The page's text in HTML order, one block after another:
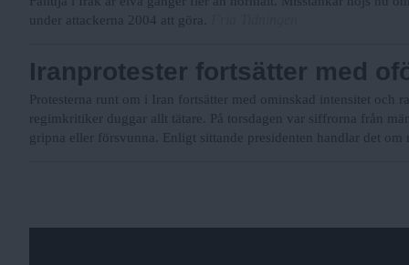
under attackerna 2004 att göra.
Iranprotester fortsätter med
Protesterna runt om i Iran fortsätter med ominskad intensitet och
regimkritiker duggar allt tätare. På torsdagen var siffrorna från
gripna eller försvunna. Enligt sittande presidenten handlar det om